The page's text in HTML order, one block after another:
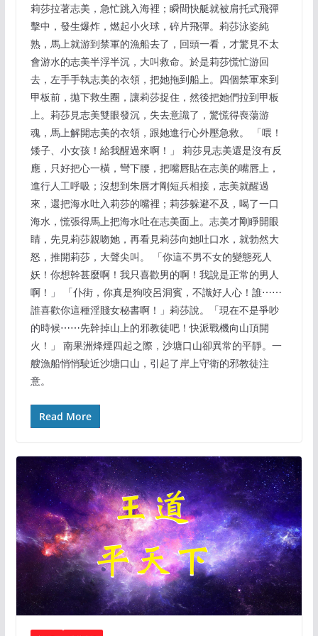
莉莎拉著志美，急忙跳入海裡；瞬間快艇就被肩托式飛彈
擊中，發生爆炸，燃起小火球，碎片飛彈。莉莎泳姿純
熟，馬上就游到禁軍的漁船去了，回頭一看，才驚見不太
會游水的志美半浮半沉，大叫救命。於是莉莎慌忙游回
去，左手手執志美的衣領，把她拖到船上。四個禁軍來到
甲板前，拋下救生圈，讓莉莎捉住，然後把她們拉到甲板
上。莉莎見志美雙眼發沉，失去意識了，驚慌得喪蕩游
魂，馬上解開志美的衣領，跟她進行心外壓急救。 「喂！
矮子、小女孩！給我醒過來啊！」 莉莎見志美還是沒有反
應，只好把心一橫，彎下腰，把嘴唇貼在志美的嘴唇上，
進行人工呼吸；沒想到朱唇才剛短兵相接，志美就醒過
來，還把海水吐入莉莎的嘴裡；莉莎躲避不及，喝了一口
海水，慌張得馬上把海水吐在志美面上。志美才剛睜開眼
睛，先見莉莎親吻她，再看見莉莎向她吐口水，就勃然大
怒，推開莉莎，大聲尖叫。 「你這不男不女的變態死人
妖！你想幹甚麼啊！我只喜歡男的啊！我說是正常的男人
啊！」 「仆街，你真是狗咬呂洞賓，不識好人心！誰⋯⋯
誰喜歡你這種淫賤女秘書啊！」莉莎說。「現在不是爭吵
的時候⋯⋯先幹掉山上的邪教徒吧！快派戰機向山頂開
火！」 南果洲烽煙四起之際，沙塘口山卻異常的平靜。一
艘漁船悄悄駛近沙塘口山，引起了岸上守衛的邪教徒注
意。
Read More